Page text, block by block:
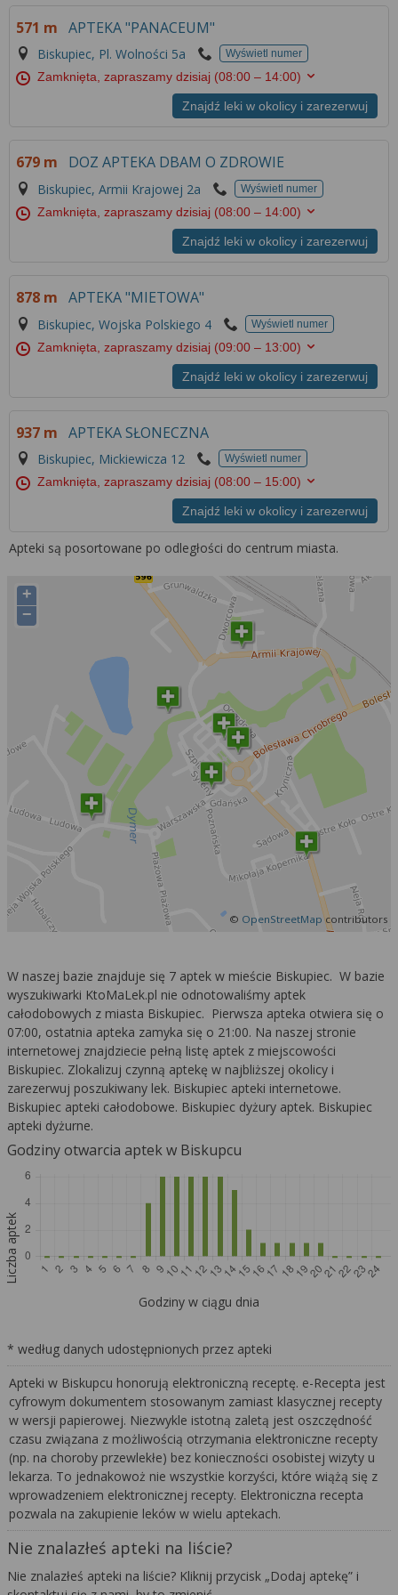
571 m APTEKA "PANACEUM"
Biskupiec, Pl. Wolności 5a Wyświetl numer
Zamknięta, zapraszamy dzisiaj (08:00 – 14:00)
Znajdź leki w okolicy i zarezerwuj
679 m DOZ APTEKA DBAM O ZDROWIE
Biskupiec, Armii Krajowej 2a Wyświetl numer
Zamknięta, zapraszamy dzisiaj (08:00 – 14:00)
Znajdź leki w okolicy i zarezerwuj
878 m APTEKA "MIETOWA"
Biskupiec, Wojska Polskiego 4 Wyświetl numer
Zamknięta, zapraszamy dzisiaj (09:00 – 13:00)
Znajdź leki w okolicy i zarezerwuj
937 m APTEKA SŁONECZNA
Biskupiec, Mickiewicza 12 Wyświetl numer
Zamknięta, zapraszamy dzisiaj (08:00 – 15:00)
Znajdź leki w okolicy i zarezerwuj
Apteki są posortowane po odległości do centrum miasta.
+
−
© OpenStreetMapcontributors
W naszej bazie znajduje się 7 aptek w mieście Biskupiec. W bazie
wyszukiwarki KtoMaLek.pl nie odnotowaliśmy aptek
całodobowych z miasta Biskupiec. Pierwsza apteka otwiera się o
07:00, ostatnia apteka zamyka się o 21:00. Na naszej stronie
internetowej znajdziecie pełną listę aptek z miejscowości
Biskupiec. Zlokalizuj czynną aptekę w najbliższej okolicy i
zarezerwuj poszukiwany lek. Biskupiec apteki internetowe.
Biskupiec apteki całodobowe. Biskupiec dyżury aptek. Biskupiec
apteki dyżurne.
Godziny otwarcia aptek w Biskupcu
Liczba aptek
Godziny w ciągu dnia
* według danych udostępnionych przez apteki
Apteki w Biskupcu honorują elektroniczną receptę. e-Recepta jest
cyfrowym dokumentem stosowanym zamiast klasycznej recepty
w wersji papierowej. Niezwykle istotną zaletą jest oszczędność
czasu związana z możliwością otrzymania elektroniczne recepty
(np. na choroby przewlekłe) bez konieczności osobistej wizyty u
lekarza. To jednakowoż nie wszystkie korzyści, które wiążą się z
wprowadzeniem elektronicznej recepty. Elektroniczna recepta
pozwala na zakupienie leków w wielu aptekach.
Nie znalazłeś apteki na liście?
Nie znalazłeś apteki na liście? Kliknij przycisk „Dodaj aptekę” i
narzędzi zewnętrznych w naszym serwisie
znajdziesz w Regulaminie Serwisu.